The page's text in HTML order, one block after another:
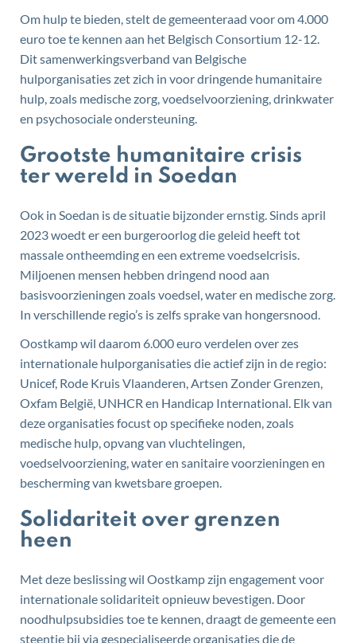
Om hulp te bieden, stelt de gemeenteraad voor om 4.000
euro toe te kennen aan het Belgisch Consortium 12-12.
Dit samenwerkingsverband van Belgische
hulporganisaties zet zich in voor dringende humanitaire
hulp, zoals medische zorg, voedselvoorziening, drinkwater
en psychosociale ondersteuning.
Grootste humanitaire crisis
ter wereld in Soedan
Ook in Soedan is de situatie bijzonder ernstig. Sinds april
2023 woedt er een burgeroorlog die geleid heeft tot
massale ontheemding en een extreme voedselcrisis.
Miljoenen mensen hebben dringend nood aan
basisvoorzieningen zoals voedsel, water en medische zorg.
In verschillende regio’s is zelfs sprake van hongersnood.
Oostkamp wil daarom 6.000 euro verdelen over zes
internationale hulporganisaties die actief zijn in de regio:
Unicef, Rode Kruis Vlaanderen, Artsen Zonder Grenzen,
Oxfam België, UNHCR en Handicap International. Elk van
deze organisaties focust op specifieke noden, zoals
medische hulp, opvang van vluchtelingen,
voedselvoorziening, water en sanitaire voorzieningen en
bescherming van kwetsbare groepen.
Solidariteit over grenzen
heen
Met deze beslissing wil Oostkamp zijn engagement voor
internationale solidariteit opnieuw bevestigen. Door
noodhulpsubsidies toe te kennen, draagt de gemeente een
steentje bij via gespecialiseerde organisaties die de